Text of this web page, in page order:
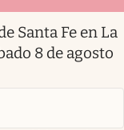
Santa Fe en La
8 de agosto